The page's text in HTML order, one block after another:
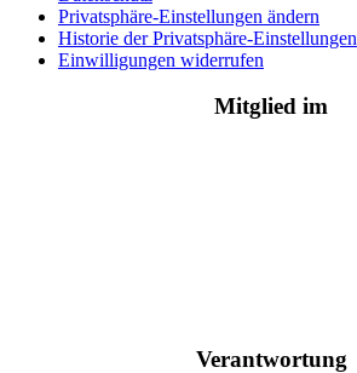
Privatsphäre-Einstellungen ändern
Historie der Privatsphäre-Einstellungen
Einwilligungen widerrufen
Mitglied im
Verantwortung